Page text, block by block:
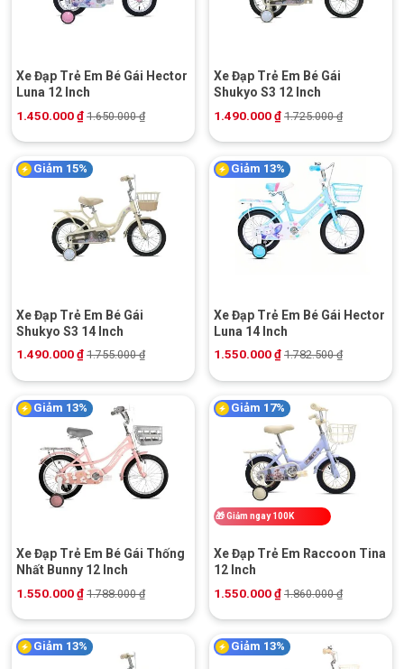
Xe Đạp Trẻ Em Bé Gái Hector
Luna 12 Inch
1.450.000₫ 1.650.000₫
Xe Đạp Trẻ Em Bé Gái
Shukyo S3 12 Inch
1.490.000₫ 1.725.000₫
Giảm 15%
Xe Đạp Trẻ Em Bé Gái
Shukyo S3 14 Inch
1.490.000₫ 1.755.000₫
Giảm 13%
Xe Đạp Trẻ Em Bé Gái Hector
Luna 14 Inch
1.550.000₫ 1.782.500₫
Giảm 13%
Xe Đạp Trẻ Em Bé Gái Thống
Nhất Bunny 12 Inch
1.550.000₫ 1.788.000₫
Giảm 17%
🎁Giảm ngay 100K
Xe Đạp Trẻ Em Raccoon Tina
12 Inch
1.550.000₫ 1.860.000₫
Giảm 13% Giảm 13%